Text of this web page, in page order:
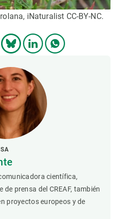
iNaturalist CC-BY-NC.
científica,
prensa del CREAF, también
proyectos europeos y de